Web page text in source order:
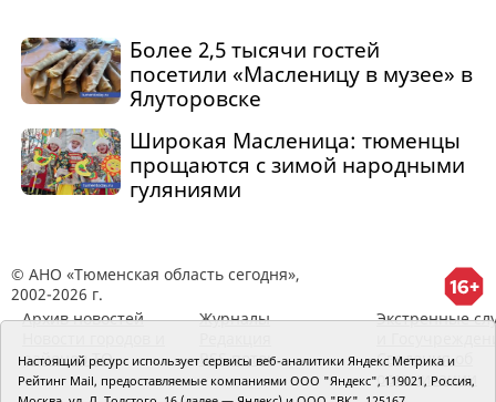
Более 2,5 тысячи гостей
посетили «Масленицу в музее» в
Ялуторовске
Широкая Масленица: тюменцы
прощаются с зимой народными
гуляниями
© АНО «Тюменская область сегодня»,
2002-2026 г.
Архив новостей
районов ТО
Журналы
RSS поток
Экстренные
Сведения об
организации
Настоящий ресурс использует сервисы веб-аналитики Яндекс Метрика и
Рейтинг Mail, предоставляемые компаниями ООО "Яндекс", 119021, Россия,